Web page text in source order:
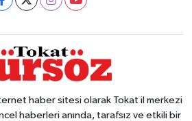
haber sitesi olarak Tokat il merkezi
haberleri anında, tarafsız ve etkili bir